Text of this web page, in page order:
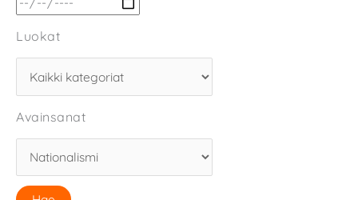
Luokat
Avainsanat